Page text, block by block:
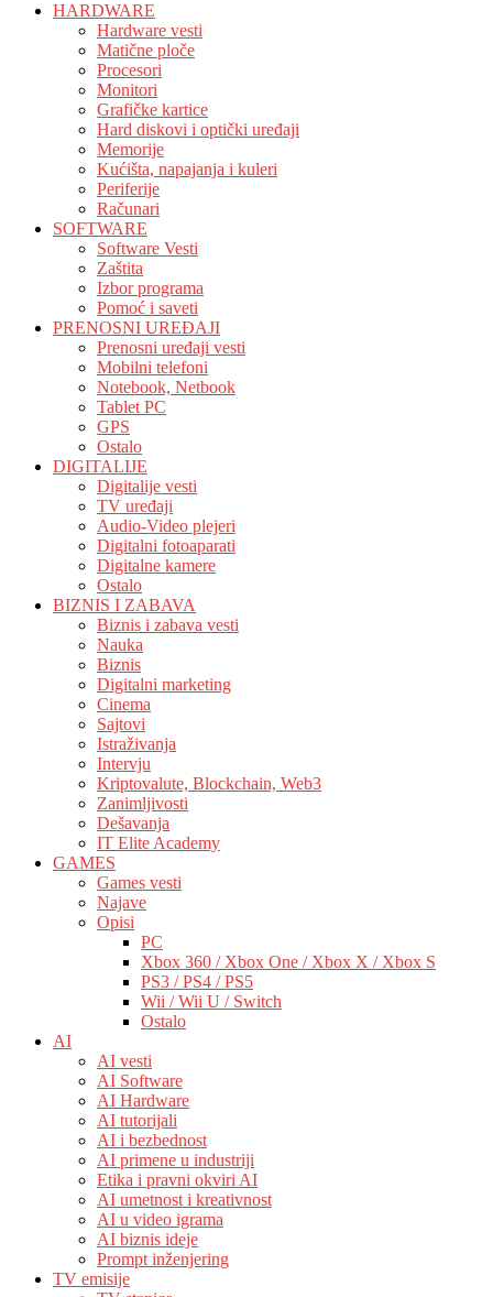
HARDWARE
Hardware vesti
Matične ploče
Procesori
Monitori
Grafičke kartice
Hard diskovi i optički uređaji
Memorije
Kućišta, napajanja i kuleri
Periferije
Računari
SOFTWARE
Software Vesti
Zaštita
Izbor programa
Pomoć i saveti
PRENOSNI UREĐAJI
Prenosni uređaji vesti
Mobilni telefoni
Notebook, Netbook
Tablet PC
GPS
Ostalo
DIGITALIJE
Digitalije vesti
TV uređaji
Audio-Video plejeri
Digitalni fotoaparati
Digitalne kamere
Ostalo
BIZNIS I ZABAVA
Biznis i zabava vesti
Nauka
Biznis
Digitalni marketing
Cinema
Sajtovi
Istraživanja
Intervju
Kriptovalute, Blockchain, Web3
Zanimljivosti
Dešavanja
IT Elite Academy
GAMES
Games vesti
Najave
Opisi
PC
Xbox 360 / Xbox One / Xbox X / Xbox S
PS3 / PS4 / PS5
Wii / Wii U / Switch
Ostalo
AI
AI vesti
AI Software
AI Hardware
AI tutorijali
AI i bezbednost
AI primene u industriji
Etika i pravni okviri AI
AI umetnost i kreativnost
AI u video igrama
AI biznis ideje
Prompt inženjering
TV emisije